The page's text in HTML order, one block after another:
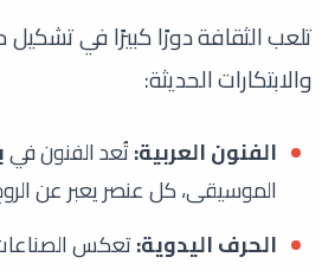
تلعب الثقافة دورًا كبيرًا في
والابتكارات الحديثة:
الفنون العربية:تُعد الفنون في
الموسيقى، كل عنصر يعبر عن
الحرف اليدوية:تعكس الصناعات